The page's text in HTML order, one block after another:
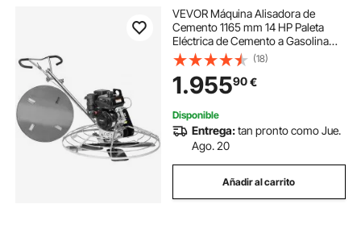
VEVOR Máquina Alisadora de
Cemento 1165 mm 14 HP Paleta
Eléctrica de Cemento a Gasolina
Resistente con Plataforma Flotante
Hoja de Paleta para Superficie de
Concreto Lisa, Cemento de
Concreto
(18)
1.95590€
Disponible
Entrega:tan pronto como Jue.
Ago. 20
Añadir al carrito